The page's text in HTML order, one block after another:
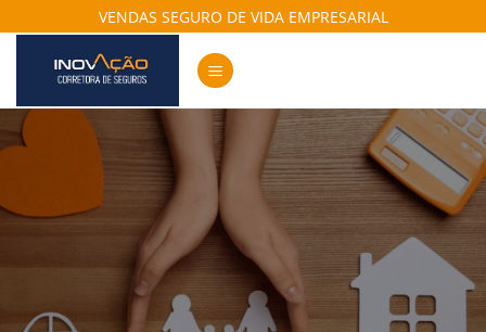
to
content
VENDAS SEGURO DE VIDA EMPRESARIAL